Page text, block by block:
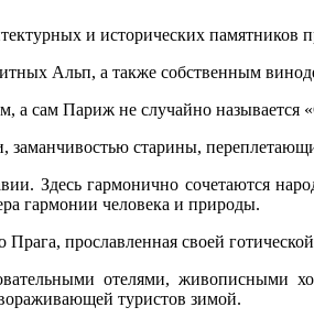
и исторических памятников
Альп, а также собственным
а сам Париж не случайно называется
заманчивостью старины,
Здесь гармонично сочетаются
гармонии человека и природы.
прославленная своей
отелями, живописными
туристов зимой.